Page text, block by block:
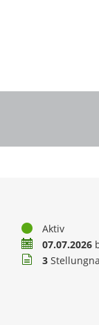
StatusAktiv
Zeitraum07.07.2026
Stellungnahmen
3